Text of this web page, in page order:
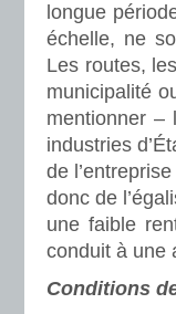
longue
échelle, ne
Les routes,
municipalité
mentionner –
industries
de
donc de
une faible
conduit à une
Conditions